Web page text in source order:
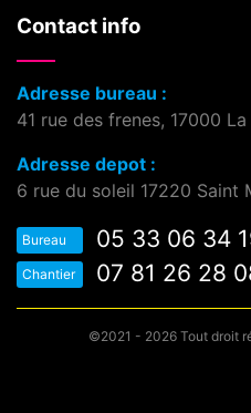
Contact info
Adresse bureau :
41 rue des frenes, 17000
Adresse depot :
6 rue du soleil 17220 Saint
Bureau 05 33 06 34
Chantier 07 81 26 28
©2021 - 2026 Tout droit